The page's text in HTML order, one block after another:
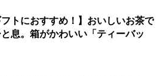
フトにおすすめ！】おいしいお茶で
息。箱がかわいい「ティーバッ